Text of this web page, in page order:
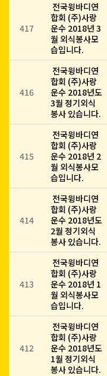
417
전국윙바디연
합회 (주)사랑
운수 2018년 3
월 외식봉사모
습입니다.
416
전국윙바디연
합회 (주)사랑
운수 2018년도
3월 정기외식
봉사 있습니다.
415
전국윙바디연
합회 (주)사랑
운수 2018년 2
월 외식봉사모
습입니다.
414
전국윙바디연
합회 (주)사랑
운수 2018년도
2월 정기외식
봉사 있습니다.
413
전국윙바디연
합회 (주)사랑
운수 2018년 1
월 외식봉사모
습입니다.
412
전국윙바디연
합회 (주)사랑
운수 2018년도
1월 정기외식
봉사 있습니다.